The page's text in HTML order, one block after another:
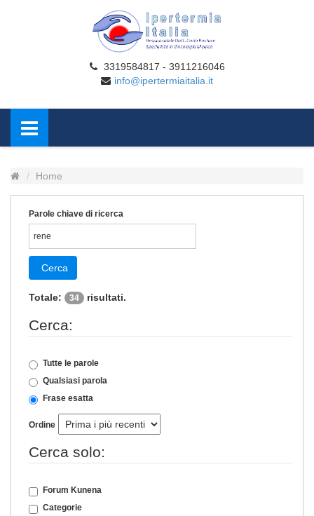
3319584817 - 3911216046
info@ipertermiaitalia.it
Home
Parole chiave di ricerca
Cerca
Totale: 34 risultati.
Cerca:
Tutte le parole
Qualsiasi parola
Frase esatta
Ordine
Cerca solo:
Forum Kunena
Categorie